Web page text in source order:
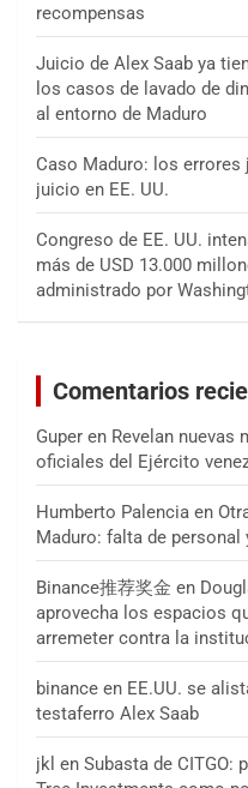
recompensas
Juicio de Alex Saab ya
los casos de lavado de
al entorno de Maduro
Caso Maduro: los errores
juicio en EE. UU.
Congreso de EE. UU.
más de USD 13.000
administrado por
Comentarios
Guper en Revelan nuevas
oficiales del Ejército
Humberto Palencia en
Maduro: falta de
Binance推荐奖金 en
aprovecha los espacios
arremeter contra la
binance en EE.UU. se
testaferro Alex Saab
jkl en Subasta de CITGO: